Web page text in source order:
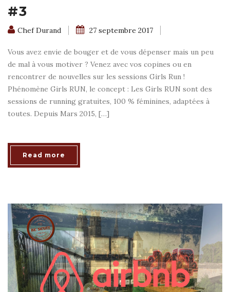
#3
Chef Durand 27 septembre 2017
Vous avez envie de bouger et de vous dépenser mais un peu
de mal à vous motiver ? Venez avec vos copines ou en
rencontrer de nouvelles sur les sessions Girls Run !
Phénomène Girls RUN, le concept : Les Girls RUN sont des
sessions de running gratuites, 100 % féminines, adaptées à
toutes. Depuis Mars 2015, […]
Read more